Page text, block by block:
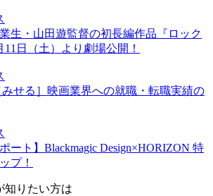
業生・山田遊監督の初長編作品『ロック
11日（土）より劇場公開！
みせる］映画業界への就職・転職実績の
ート】Blackmagic Design×HORIZON 特
プ！
知りたい方は